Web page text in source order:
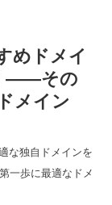
めドメイ
――その
メイン
な独自ドメインを
一歩に最適なドメ